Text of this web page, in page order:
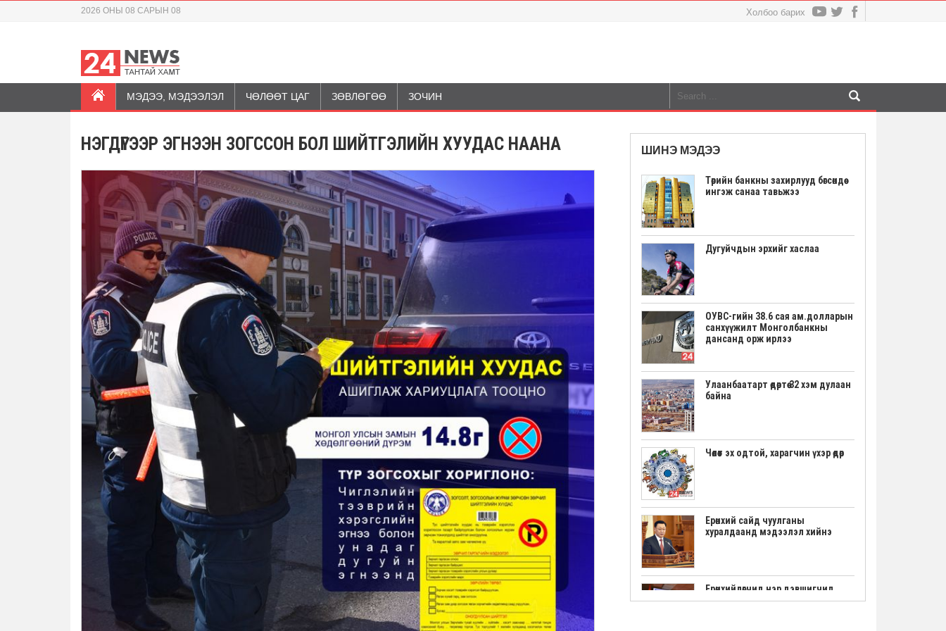
2026 ОНЫ 08 САРЫН 08 Холбоо барих
МЭДЭЭ, МЭДЭЭЛЭЛ ЧӨЛӨӨТ ЦАГ ЗӨВЛӨГӨӨ ЗОЧИН
ШИНЭ МЭДЭЭ
Төрийн банкны захирлууд бөгсөндөө
ингэж санаа тавьжээ
Дугуйчдын эрхийг хаслаа
ОУВС-гийн 38.6 сая ам.долларын
санхүүжилт Монголбанкны
дансанд орж ирлээ
Улаанбаатарт өдөртөө 32 хэм дулаан
байна
Чөлөөт эх одтой, харагчин үхэр өдөр
Ерөнхий сайд чуулганы
хуралдаанд мэдээлэл хийнэ
Ерөнхийлөгчид нэр дэвшигчид
маргааш үнэмлэхээ гардана
НЭГДҮГЭЭР ЭГНЭЭН ЗОГССОН БОЛ ШИЙТГЭЛИЙН ХУУДАС НААНА